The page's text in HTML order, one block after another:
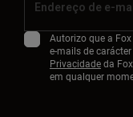
Autorizo que a
e-mails de
Privacidadeda
em qualquer